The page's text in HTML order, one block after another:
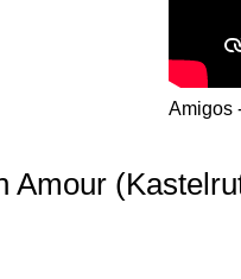
Amigos
Amour